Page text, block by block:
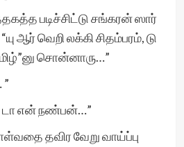
படிச்சிட்டு சங்கரன் ஸார்
ஆர் வெறி லக்கி சிதம்பரம், டு
சொன்னாரு…”
டா என் நண்பன்…”
தவிர வேறு வாய்ப்பு